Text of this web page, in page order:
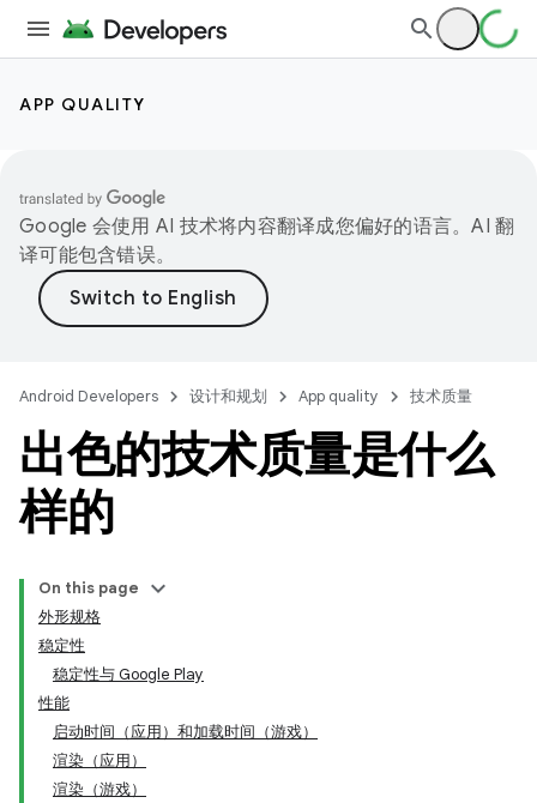
APP QUALITY
Google 会使用 AI 技术将内容翻译成您偏好的语言。AI 翻
译可能包含错误。
Android Developers 设计和规划 App quality 技术质量
出色的技术质量是什么
样的
On this page
外形规格
稳定性
稳定性与 Google Play
性能
启动时间（应用）和加载时间（游戏）
渲染（应用）
渲染（游戏）